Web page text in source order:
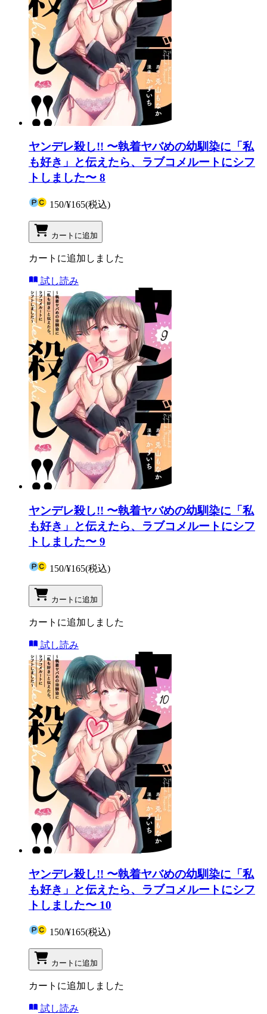
ヤンデレ殺し!! 〜執着ヤバめの幼馴染に「私
も好き」と伝えたら、ラブコメルートにシフ
トしました〜 8
150/¥165(税込)
カートに追加
カートに追加しました
試し読み
ヤンデレ殺し!! 〜執着ヤバめの幼馴染に「私
も好き」と伝えたら、ラブコメルートにシフ
トしました〜 9
150/¥165(税込)
カートに追加
カートに追加しました
試し読み
ヤンデレ殺し!! 〜執着ヤバめの幼馴染に「私
も好き」と伝えたら、ラブコメルートにシフ
トしました〜 10
150/¥165(税込)
カートに追加
カートに追加しました
試し読み